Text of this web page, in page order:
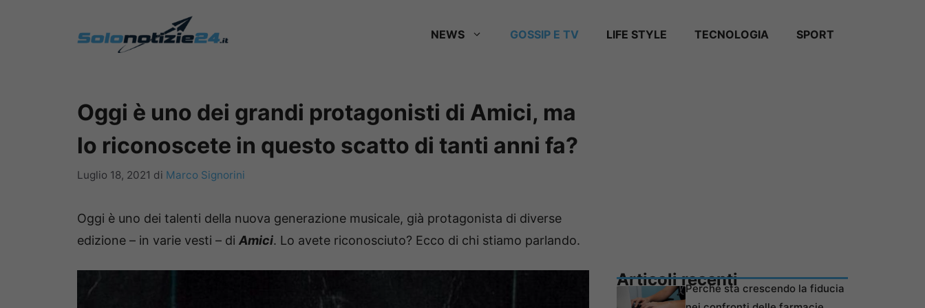
NEWS GOSSIP E TV LIFE STYLE TECNOLOGIA SPORT
Oggi è uno dei grandi protagonisti di Amici, ma
lo riconoscete in questo scatto di tanti anni fa?
Luglio 18, 2021 di Marco Signorini
Oggi è uno dei talenti della nuova generazione musicale, già protagonista di diverse
edizione – in varie vesti – di Amici. Lo avete riconosciuto? Ecco di chi stiamo parlando.
Articoli recentiPerché sta crescendo la fiducia